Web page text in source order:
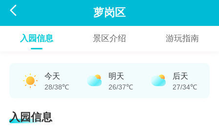
 萝岗区
入园信息 景区介绍 游玩指南
今天
28/38℃
明天
26/37℃
后天
27/34℃
入园信息